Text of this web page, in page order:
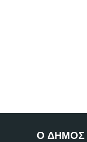
Ο ΔΗΜΟΣ